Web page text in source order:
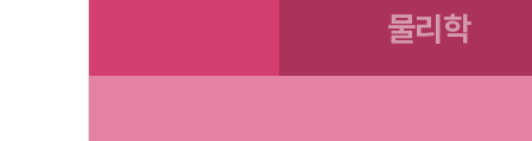
물리학